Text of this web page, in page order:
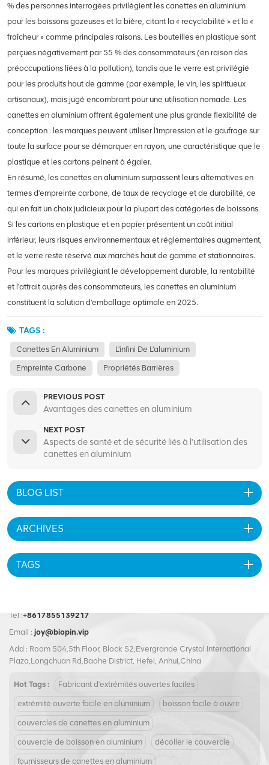
% des personnes interrogées privilégient les canettes en aluminium
pour les boissons gazeuses et la bière, citant la « recyclabilité » et la «
fraîcheur » comme principales raisons. Les bouteilles en plastique sont
perçues négativement par 55 % des consommateurs (en raison des
préoccupations liées à la pollution), tandis que le verre est privilégié
pour les produits haut de gamme (par exemple, le vin, les spiritueux
artisanaux), mais jugé encombrant pour une utilisation nomade. Les
canettes en aluminium offrent également une plus grande flexibilité de
conception : les marques peuvent utiliser l'impression et le gaufrage sur
toute la surface pour se démarquer en rayon, une caractéristique que le
plastique et les cartons peinent à égaler.
En résumé, les canettes en aluminium surpassent leurs alternatives en
termes d'empreinte carbone, de taux de recyclage et de durabilité, ce
qui en fait un choix judicieux pour la plupart des catégories de boissons.
Si les cartons en plastique et en papier présentent un coût initial
inférieur, leurs risques environnementaux et réglementaires augmentent,
et le verre reste réservé aux marchés haut de gamme et stationnaires.
Pour les marques privilégiant le développement durable, la rentabilité
et l'attrait auprès des consommateurs, les canettes en aluminium
constituent la solution d'emballage optimale en 2025.
TAGS :
Canettes En Aluminium L'infini De L'aluminium
Empreinte Carbone Propriétés Barrières
PREVIOUS POST
Avantages des canettes en aluminium
NEXT POST
Aspects de santé et de sécurité liés à l'utilisation des
canettes en aluminium
BLOG LIST
ARCHIVES
TAGS
Tel :+8617855139217
Email : joy@biopin.vip
Add : Room 504,5th Floor, Block S2,Evergrande Crystal International
Plaza,Longchuan Rd,Baohe District, Hefei, Anhui,China
Hot Tags : Fabricant d'extrémités ouvertes faciles
extrémité ouverte facile en aluminium boisson facile à ouvrir
couvercles de canettes en aluminium
couvercle de boisson en aluminium décoller le couvercle
fournisseurs de canettes en aluminium